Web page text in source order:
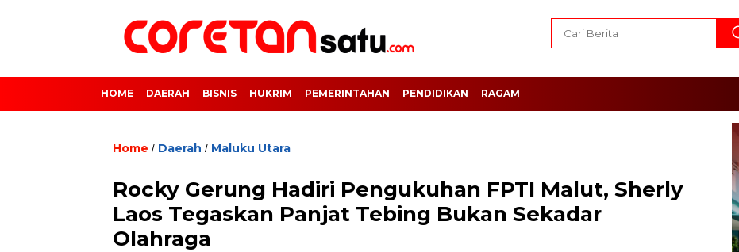
HOME DAERAH BISNIS HUKRIM PEMERINTAHAN PENDIDIKAN RAGAM
Home / Daerah / Maluku Utara
Rocky Gerung Hadiri Pengukuhan FPTI Malut, Sherly
Laos Tegaskan Panjat Tebing Bukan Sekadar
Olahraga